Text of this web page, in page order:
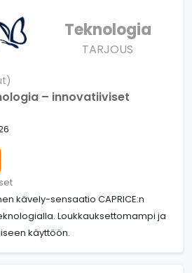
Teknologia
TARJOUS
– innovatiiviset
kävely-sensaatio CAPRICE:n
Loukkauksettomampi ja
käyttöön.